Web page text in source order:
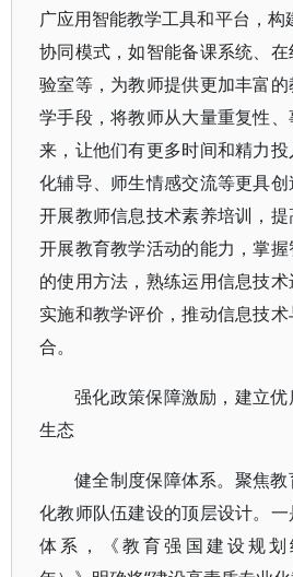
广应用智能教学工具和平台，构
协同模式，如智能备课系统、
验室等，为教师提供更加丰富
学手段，将教师从大量重复性
来，让他们有更多时间和精力
化辅导、师生情感交流等更具
开展教师信息技术素养培训，
开展教育教学活动的能力，掌
的使用方法，熟练运用信息技
实施和教学评价，推动信息技
合。
强化政策保障激励，建立
生态
健全制度保障体系。聚焦
化教师队伍建设的顶层设计。
体系，《教育强国建设规划